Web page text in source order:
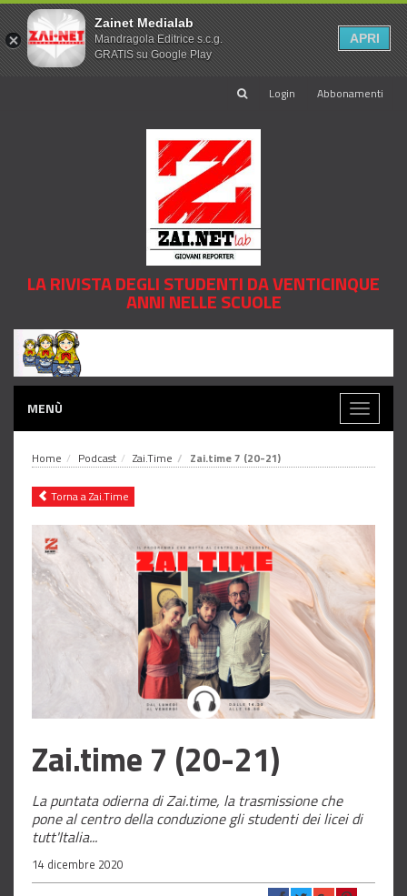
Login Abbonamenti
LA RIVISTA DEGLI STUDENTI DA VENTICINQUE
ANNI NELLE SCUOLE
MENÙ
Toggle
Home Podcast Zai.Time Zai.time 7 (20-21)
Torna a Zai.Time
Zai.time 7 (20-21)
La puntata odierna di Zai.time, la trasmissione che
pone al centro della conduzione gli studenti dei licei di
tutt'Italia...
14 dicembre 2020
Zainet Medialab
Mandragola Editrice s.c.g.
GRATIS su Google Play
APRI